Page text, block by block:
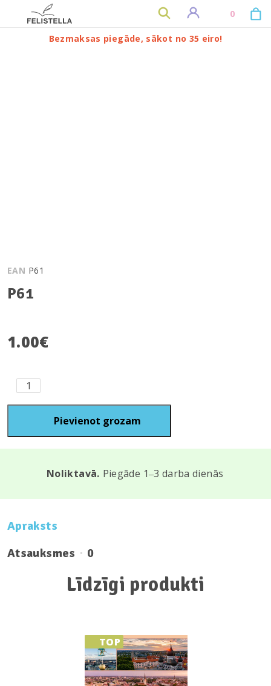
0
Bezmaksas piegāde, sākot no 35 eiro!
EAN P61
P61
1.00€
P61
quantity
Pievienot grozam
Noliktavā. Piegāde 1‒3 darba dienās
Apraksts
Atsauksmes
0
Līdzīgi produkti
TOP